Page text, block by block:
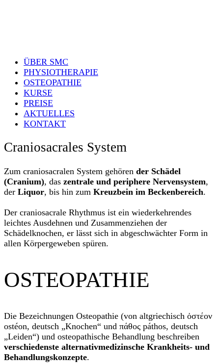
ÜBER SMC
PHYSIOTHERAPIE
OSTEOPATHIE
KURSE
PREISE
AKTUELLES
KONTAKT
Craniosacrales System
Zum craniosacralen System gehören der Schädel
(Cranium), das zentrale und periphere Nervensystem,
der Liquor, bis hin zum Kreuzbein im Beckenbereich.
Der craniosacrale Rhythmus ist ein wiederkehrendes
leichtes Ausdehnen und Zusammenziehen der
Schädelknochen, er lässt sich in abgeschwächter Form in
allen Körpergeweben spüren.
OSTEOPATHIE
Die Bezeichnungen Osteopathie (von altgriechisch ὀστέον
ostéon, deutsch „Knochen“ und πάθος páthos, deutsch
„Leiden“) und osteopathische Behandlung beschreiben
verschiedenste alternativmedizinsche Krankheits- und
Behandlungskonzepte.